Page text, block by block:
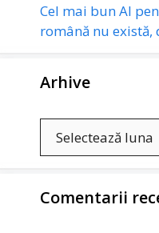
Cel mai bun AI
română nu există,
Arhive
Comentarii